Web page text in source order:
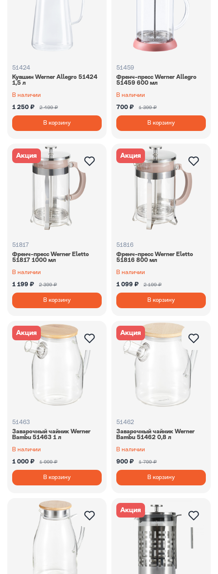
51424
Кувшин Werner Allegro 51424
1,5 л
В наличии
1 250 ₽ 2 499 ₽
В корзину
51459
Френч-пресс Werner Allegro
51459 600 мл
В наличии
700 ₽ 1 399 ₽
В корзину
Акция
51817
Френч-пресс Werner Eletto
51817 1000 мл
В наличии
1 199 ₽ 2 399 ₽
В корзину
Акция
51816
Френч-пресс Werner Eletto
51816 800 мл
В наличии
1 099 ₽ 2 199 ₽
В корзину
Акция
51463
Заварочный чайник Werner
Bambu 51463 1 л
В наличии
1 000 ₽ 1 999 ₽
В корзину
Акция
51462
Заварочный чайник Werner
Bambu 51462 0,8 л
В наличии
900 ₽ 1 799 ₽
В корзину
Акция